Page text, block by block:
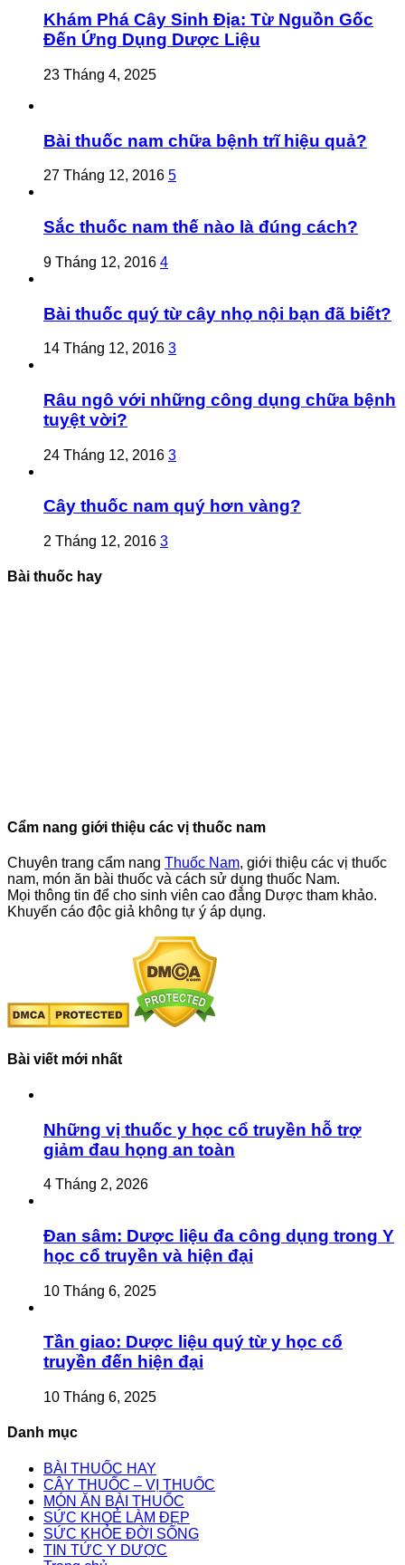
Khám Phá Cây Sinh Địa: Từ Nguồn Gốc
Đến Ứng Dụng Dược Liệu
23 Tháng 4, 2025
Bài thuốc nam chữa bệnh trĩ hiệu quả?
27 Tháng 12, 2016 5
Sắc thuốc nam thế nào là đúng cách?
9 Tháng 12, 2016 4
Bài thuốc quý từ cây nhọ nội bạn đã biết?
14 Tháng 12, 2016 3
Râu ngô với những công dụng chữa bệnh
tuyệt vời?
24 Tháng 12, 2016 3
Cây thuốc nam quý hơn vàng?
2 Tháng 12, 2016 3
Bài thuốc hay
Cẩm nang giới thiệu các vị thuốc nam
Chuyên trang cẩm nang Thuốc Nam, giới thiệu các vị thuốc
nam, món ăn bài thuốc và cách sử dụng thuốc Nam.
Mọi thông tin để cho sinh viên cao đẳng Dược tham khảo.
Khuyến cáo độc giả không tự ý áp dụng.
Bài viết mới nhất
Những vị thuốc y học cổ truyền hỗ trợ
giảm đau họng an toàn
4 Tháng 2, 2026
Đan sâm: Dược liệu đa công dụng trong Y
học cổ truyền và hiện đại
10 Tháng 6, 2025
Tần giao: Dược liệu quý từ y học cổ
truyền đến hiện đại
10 Tháng 6, 2025
Danh mục
BÀI THUỐC HAY
CÂY THUỐC – VỊ THUỐC
MÓN ĂN BÀI THUỐC
SỨC KHOẺ LÀM ĐẸP
SỨC KHỎE ĐỜI SỐNG
TIN TỨC Y DƯỢC